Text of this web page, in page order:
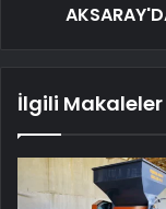
İlgili Makaleler